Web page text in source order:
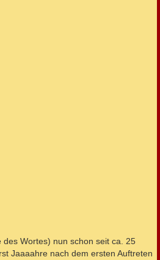
des Wortes) nun schon seit ca. 25
Jaaaahre nach dem ersten Auftreten